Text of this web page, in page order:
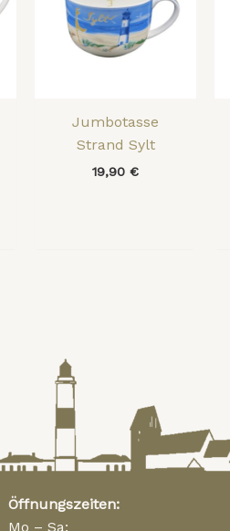
Jumbotasse
Strand Sylt
19,90 €
Öffnungszeiten:
Mo – Sa: